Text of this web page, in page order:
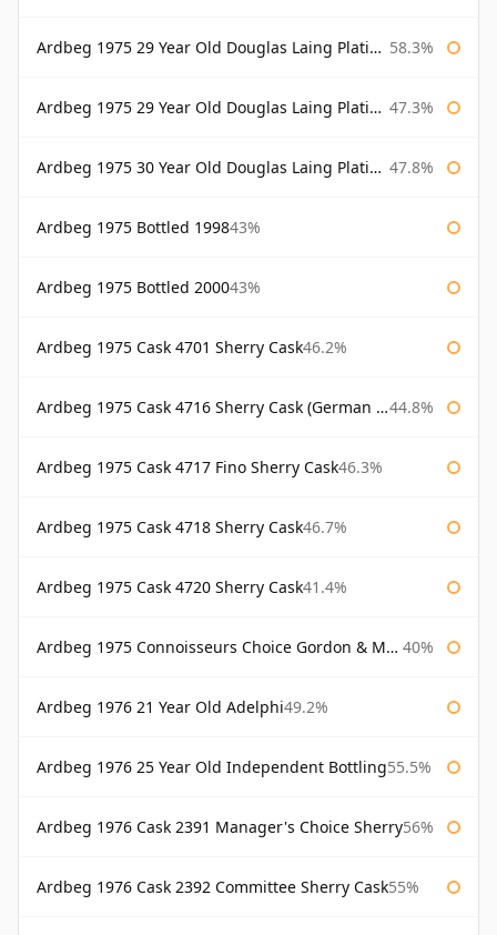
Ardbeg 1975 29 Year Old Douglas Laing Platinum Selection 58.3%
Ardbeg 1975 29 Year Old Douglas Laing Platinum Selection Bottled 2004 47.3%
Ardbeg 1975 30 Year Old Douglas Laing Platinum Selection 47.8%
Ardbeg 1975 Bottled 199843%
Ardbeg 1975 Bottled 200043%
Ardbeg 1975 Cask 4701 Sherry Cask46.2%
Ardbeg 1975 Cask 4716 Sherry Cask (German Market) 44.8%
Ardbeg 1975 Cask 4717 Fino Sherry Cask46.3%
Ardbeg 1975 Cask 4718 Sherry Cask46.7%
Ardbeg 1975 Cask 4720 Sherry Cask41.4%
Ardbeg 1975 Connoisseurs Choice Gordon & Macphail 40%
Ardbeg 1976 21 Year Old Adelphi49.2%
Ardbeg 1976 25 Year Old Independent Bottling55.5%
Ardbeg 1976 Cask 2391 Manager's Choice Sherry56%
Ardbeg 1976 Cask 2392 Committee Sherry Cask55%